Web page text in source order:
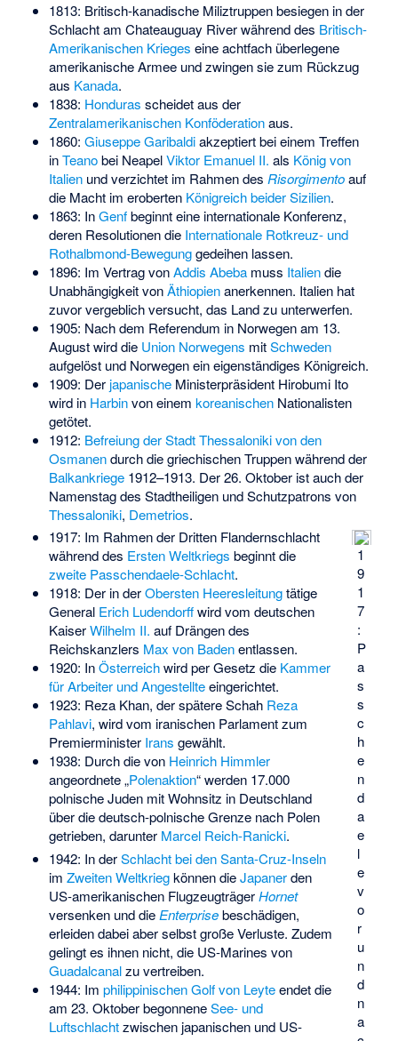
1813: Britisch-kanadische Miliztruppen besiegen in der
Schlacht am Chateauguay Riverwährend des Britisch-
Amerikanischen Krieges eine achtfach überlegene
amerikanische Armee und zwingen sie zum Rückzug
aus Kanada.
1838: Honduras scheidet aus der
Zentralamerikanischen Konföderationaus.
1860: Giuseppe Garibaldiakzeptiert bei einem Treffen
inTeanobei NeapelViktor Emanuel II. als König von
Italienund verzichtet im Rahmen des Risorgimentoauf
die Macht im eroberten Königreich beider Sizilien.
1863: InGenfbeginnt eine internationale Konferenz,
deren Resolutionen die Internationale Rotkreuz- und
Rothalbmond-Bewegunggedeihen lassen.
1896: Im Vertrag vonAddis Abebamuss Italiendie
Unabhängigkeit vonÄthiopienanerkennen. Italien hat
zuvor vergeblich versucht, das Land zu unterwerfen.
1905: Nach dem Referendum in Norwegen am 13.
Augustwird die Union Norwegens mitSchweden
aufgelöst und Norwegen ein eigenständiges Königreich.
1909: Der japanischeMinisterpräsident Hirobumi Ito
wird in Harbinvon einem koreanischenNationalisten
getötet.
1912: Befreiung der Stadt Thessaloniki von den
Osmanendurch die griechischen Truppen während der
Balkankriege1912–1913. Der 26. Oktober ist auch der
Namenstag des Stadtheiligen und Schutzpatrons von
Thessaloniki, Demetrios.
1
9
1
7
:
P
a
s
s
c
h
e
n
d
a
e
l
e
v
o
r
u
n
d
n
a
1917: Im Rahmen der Dritten Flandernschlacht
während des Ersten Weltkriegs beginnt die
zweite Passchendaele-Schlacht.
1918: Der in derObersten Heeresleitungtätige
General Erich Ludendorffwird vom deutschen
KaiserWilhelm II. auf Drängen des
Reichskanzlers Max von Badenentlassen.
1920: InÖsterreichwird per Gesetz die Kammer
für Arbeiter und Angestellteeingerichtet.
1923: Reza Khan, der spätere Schah Reza
Pahlavi, wird vom iranischen Parlament zum
Premierminister Irans gewählt.
1938: Durch die von Heinrich Himmler
angeordnete „Polenaktion“ werden 17.000
polnische Juden mit Wohnsitz in Deutschland
über die deutsch-polnische Grenze nach Polen
getrieben, darunter Marcel Reich-Ranicki.
1942: In derSchlacht bei den Santa-Cruz-Inseln
im Zweiten Weltkriegkönnen dieJapanerden
US-amerikanischen FlugzeugträgerHornet
versenken und die Enterprisebeschädigen,
erleiden dabei aber selbst große Verluste. Zudem
gelingt es ihnen nicht, die US-Marines von
Guadalcanalzu vertreiben.
1944: Im philippinischen Golf von Leyteendet die
am 23. Oktober begonneneSee- und
Luftschlachtzwischen japanischen und US-